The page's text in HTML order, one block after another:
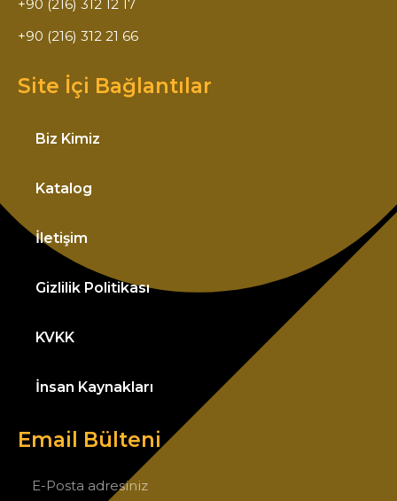
+90 (216) 312 12 17
+90 (216) 312 21 66
Site İçi Bağlantılar
Biz Kimiz
Katalog
İletişim
Gizlilik Politikası
KVKK
İnsan Kaynakları
Email Bülteni